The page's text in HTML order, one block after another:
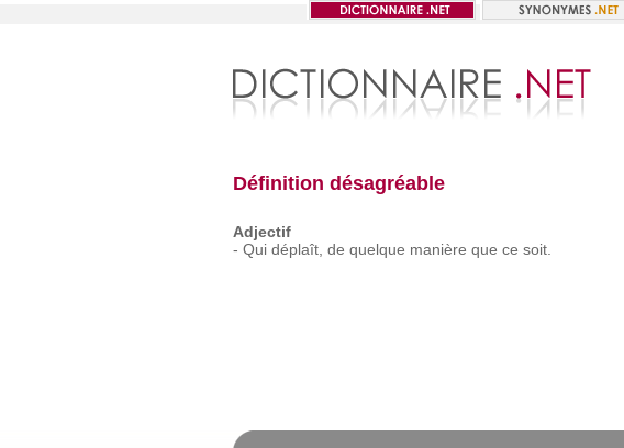
Définition désagréable
Adjectif
- Qui déplaît, de quelque manière que ce soit.